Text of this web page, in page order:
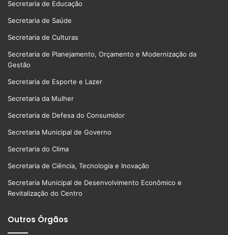
Secretaria de Educação
Secretaria de Saúde
Secretaria de Culturas
Secretaria de Planejamento, Orçamento e Modernização da
Gestão
Secretaria de Esporte e Lazer
Secretaria da Mulher
Secretaria de Defesa do Consumidor
Secretaria Municipal de Governo
Secretaria do Clima
Secretaria de Ciência, Tecnologia e Inovação
Secretaria Municipal de Desenvolvimento Econômico e
Revitalização do Centro
Outros Órgãos